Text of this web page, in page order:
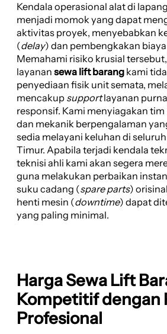
Kendala operasional alat di
menjadi momok yang dapat
aktivitas proyek, menyebabkan
(delay) dan pembengkakan
Memahami risiko krusial
layanan sewa lift barang kami
penyediaan fisik unit semata,
mencakup supportlayanan
responsif. Kami menyiagakan tim
dan mekanik berpengalaman
sedia melayani keluhan di
Timur. Apabila terjadi kendala
teknisi ahli kami akan segera
guna melakukan perbaikan
suku cadang (spare parts)
henti mesin (downtime) dapat
yang paling minimal.
Harga Sewa Lift
Kompetitif dengan
Profesional